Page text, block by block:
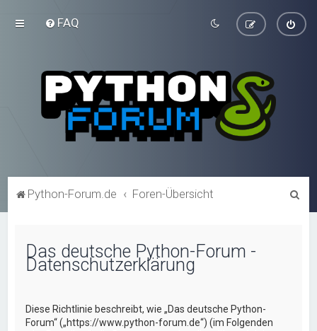
FAQ
Python-Forum.de Foren-Übersicht
Das deutsche Python-Forum -
Datenschutzerklärung
Diese Richtlinie beschreibt, wie „Das deutsche Python-
Forum“ („https://www.python-forum.de“) (im Folgenden